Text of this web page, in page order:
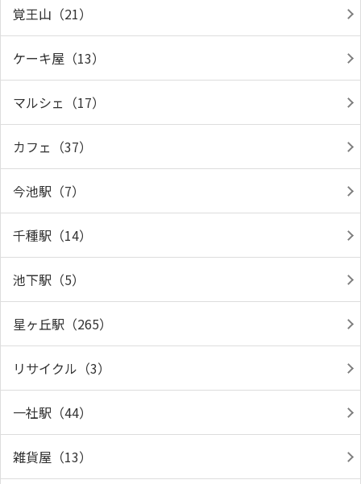
覚王山（21）
ケーキ屋（13）
マルシェ（17）
カフェ（37）
今池駅（7）
千種駅（14）
池下駅（5）
星ヶ丘駅（265）
リサイクル（3）
一社駅（44）
雑貨屋（13）